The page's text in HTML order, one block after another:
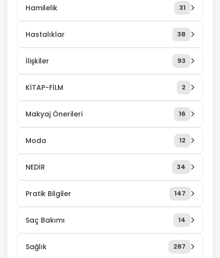
Hamilelik 31
Hastalıklar 38
İlişkiler 93
KİTAP-FİLM 2
Makyaj Önerileri 16
Moda 12
NEDİR 34
Pratik Bilgiler 147
Saç Bakımı 14
Sağlık 287